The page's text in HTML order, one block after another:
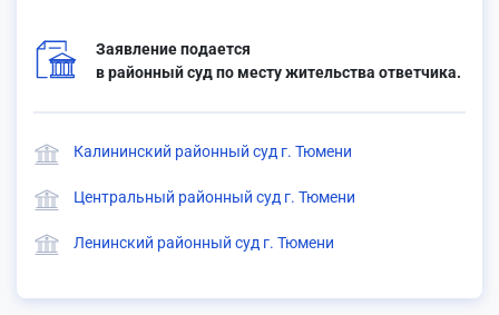
Заявление подается
в районный суд по месту жительства ответчика.
Калининский районный суд г. Тюмени
Центральный районный суд г. Тюмени
Ленинский районный суд г. Тюмени